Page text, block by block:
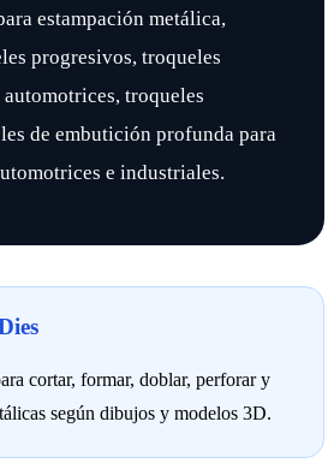
estampación metálica,
progresivos, troqueles
troqueles
de embutición profunda para
e industriales.
cortar, formar, doblar, perforar y
según dibujos y modelos 3D.